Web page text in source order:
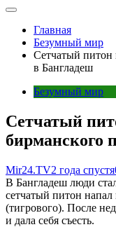
Главная
Безумный мир
Сетчатый питон
в Бангладеш
Безумный мир
Сетчатый
бирманского
Mir24.TV2 года спустя
В Бангладеш люди
сетчатый питон напал
(тигрового). После
и дала себя съесть.